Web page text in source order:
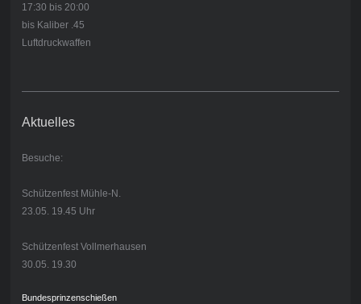
17:30 bis 20:00
bis Kaliber .45
Luftdruckwaffen
Aktuelles
Besuche:
Schützenfest Mühle-N.
23.05. 19.45 Uhr
Schützenfest Vollmerhausen
30.05. 19.30
Bundesprinzenschießen